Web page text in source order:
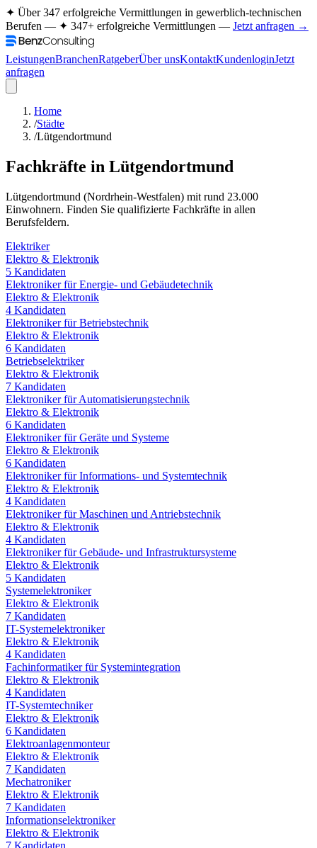
✦ Über 347 erfolgreiche Vermittlungen in gewerblich-technischen
Berufen — ✦ 347+ erfolgreiche Vermittlungen — Jetzt anfragen →
LeistungenBranchenRatgeberÜber unsKontaktKundenloginJetzt
anfragen
Home
/Städte
/Lütgendortmund
Fachkräfte in Lütgendortmund
Lütgendortmund (Nordrhein-Westfalen) mit rund 23.000
Einwohnern. Finden Sie qualifizierte Fachkräfte in allen
Berufsfeldern.
Elektriker
Elektro & Elektronik
5 Kandidaten
Elektroniker für Energie- und Gebäudetechnik
Elektro & Elektronik
4 Kandidaten
Elektroniker für Betriebstechnik
Elektro & Elektronik
6 Kandidaten
Betriebselektriker
Elektro & Elektronik
7 Kandidaten
Elektroniker für Automatisierungstechnik
Elektro & Elektronik
6 Kandidaten
Elektroniker für Geräte und Systeme
Elektro & Elektronik
6 Kandidaten
Elektroniker für Informations- und Systemtechnik
Elektro & Elektronik
4 Kandidaten
Elektroniker für Maschinen und Antriebstechnik
Elektro & Elektronik
4 Kandidaten
Elektroniker für Gebäude- und Infrastruktursysteme
Elektro & Elektronik
5 Kandidaten
Systemelektroniker
Elektro & Elektronik
7 Kandidaten
IT-Systemelektroniker
Elektro & Elektronik
4 Kandidaten
Fachinformatiker für Systemintegration
Elektro & Elektronik
4 Kandidaten
IT-Systemtechniker
Elektro & Elektronik
6 Kandidaten
Elektroanlagenmonteur
Elektro & Elektronik
7 Kandidaten
Mechatroniker
Elektro & Elektronik
7 Kandidaten
Informationselektroniker
Elektro & Elektronik
7 Kandidaten